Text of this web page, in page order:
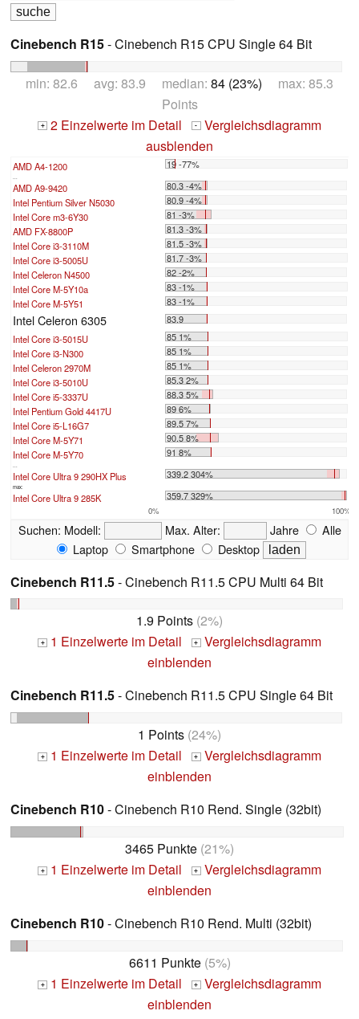
Cinebench R15- Cinebench R15 CPU Single 64 Bit
min: 82.6 avg: 83.9 median: 84 (23%) max: 85.3
Points
+ 2 Einzelwerte im Detail - Vergleichsdiagramm
ausblenden
AMD A4-1200 19 -77%
AMD A9-9420
80.3 -4%
Intel Pentium Silver N5030
80.9 -4%
Intel Core m3-6Y30
81 -3%
AMD FX-8800P
81.3 -3%
Intel Core i3-3110M
81.5 -3%
Intel Core i3-5005U
81.7 -3%
Intel Celeron N4500
82 -2%
Intel Core M-5Y10a
83 -1%
Intel Core M-5Y51
83 -1%
Intel Celeron 6305
83.9
Intel Core i3-5015U
85 1%
Intel Core i3-N300
85 1%
Intel Celeron 2970M
85 1%
Intel Core i3-5010U
85.3 2%
Intel Core i5-3337U
88.3 5%
Intel Pentium Gold 4417U
89 6%
Intel Core i5-L16G7
89.5 7%
Intel Core M-5Y71
90.5 8%
Intel Core M-5Y70
91 8%
Intel Core Ultra 9 290HX Plus 339.2 304%
max:
Intel Core Ultra 9 285K 359.7 329%
0% 100%
Suchen: Modell: Max. Alter: Jahre
Alle
Laptop
Smartphone Desktop
Cinebench R11.5- Cinebench R11.5 CPU Multi 64 Bit
1.9 Points (2%)
+ 1 Einzelwerte im Detail + Vergleichsdiagramm
einblenden
Cinebench R11.5- Cinebench R11.5 CPU Single 64 Bit
1 Points (24%)
+ 1 Einzelwerte im Detail + Vergleichsdiagramm
einblenden
Cinebench R10- Cinebench R10 Rend. Single (32bit)
3465 Punkte (21%)
+ 1 Einzelwerte im Detail + Vergleichsdiagramm
einblenden
Cinebench R10- Cinebench R10 Rend. Multi (32bit)
6611 Punkte(5%)
+ 1 Einzelwerte im Detail + Vergleichsdiagramm
einblenden